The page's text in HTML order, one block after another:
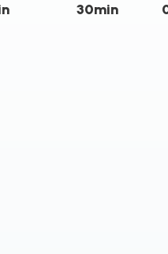
30min